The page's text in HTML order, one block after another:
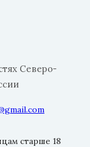
Северо-
старше 18